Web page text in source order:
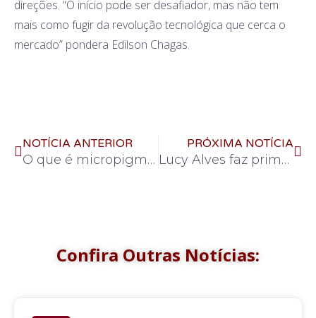
direções. “O início pode ser desafiador, mas não tem
mais como fugir da revolução tecnológica que cerca o
mercado” pondera Edilson Chagas.
NOTÍCIA ANTERIOR
O que é micropigmentação capilar e quais os cuidados?
PRÓXIMA NOTÍCIA
Lucy Alves faz primeira campanha para a Wyden
Confira Outras Notícias: